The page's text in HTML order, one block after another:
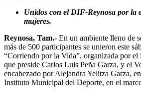
Unidos con el DIF-Reynosa por la
mujeres.
Reynosa, Tam.- En un ambiente lleno de
más de 500 participantes se unieron este
“Corriendo por la Vida”, organizada por el
que preside Carlos Luis Peña Garza, y el
encabezado por Alejandra Yelitza Garza,
Instituto Municipal del Deporte, en el